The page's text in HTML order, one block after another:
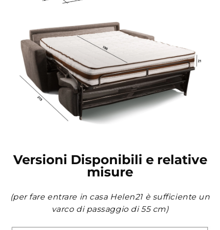
Versioni Disponibili e relative
misure
(per fare entrare in casa Helen21 è sufficiente un
varco di passaggio di 55 cm)